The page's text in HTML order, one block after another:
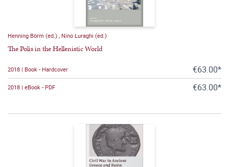
Henning Börm (ed.) Nino Luraghi (ed.)
The Polis in the Hellenistic World
2018 | Book - Hardcover €63.00*
2018 | eBook - PDF €63.00*